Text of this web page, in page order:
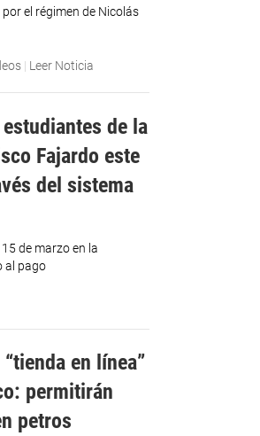
el régimen de Nicolás
| Leer Noticia
estudiantes de la
Fajardo este
del sistema
de marzo en la
al pago
en línea”
permitirán
petros